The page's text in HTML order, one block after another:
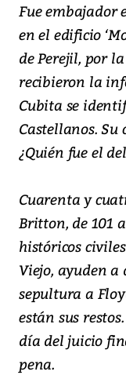
Fue embajador
en el edificio
de Perejil, por
recibieron la
Cubita se
Castellanos. Su
¿Quién fue el
Cuarenta y
Britton, de 101
históricos
Viejo, ayuden
sepultura a
están sus
día del juicio
pena.